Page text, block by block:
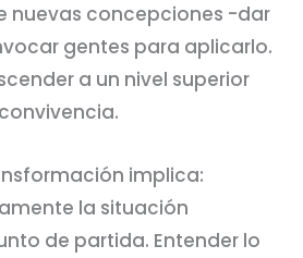
nuevas concepciones -dar
gentes para aplicarlo.
a un nivel superior
implica:
la situación
de partida. Entender lo